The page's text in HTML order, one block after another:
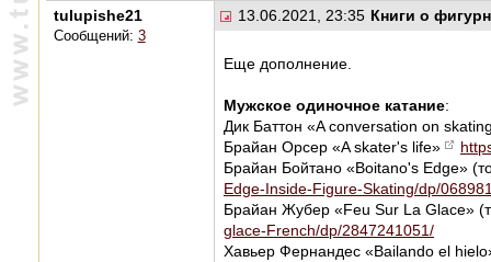
tulupishe21
Сообщений: 3
13.06.2021, 23:35 Книги о
Еще дополнение.
Мужское одиночное катание:
Дик Баттон «A conversation on
Брайан Орсер «A skater's life»
Брайан Бойтано «Boitano's Edge»
Edge-Inside-Figure-Skating/dp/
Брайан Жубер «Feu Sur La Glace»
glace-French/dp/2847241051/
Хавьер Фернандес «Bailando el